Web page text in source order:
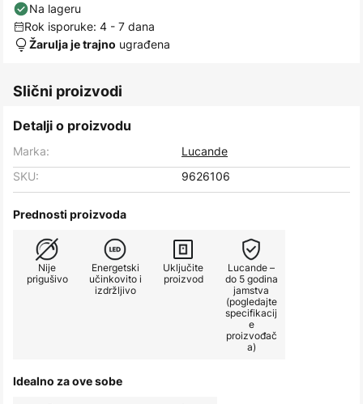
Na lageru
Rok isporuke: 4 - 7 dana
Žarulja je trajno ugrađena
Slični proizvodi
Detalji o proizvodu
Marka:
Lucande
SKU:
9626106
Prednosti proizvoda
Nije
prigušivo
Energetski
učinkovito i
izdržljivo
Uključite
proizvod
Lucande –
do 5 godina
jamstva
(pogledajte
specifikacij
e
proizvođač
a)
Idealno za ove sobe